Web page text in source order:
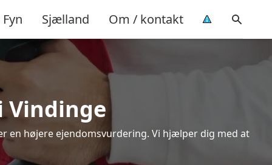
Fyn Sjælland Om / kontakt
Vindinge
en højere ejendomsvurdering. Vi hjælper dig med at